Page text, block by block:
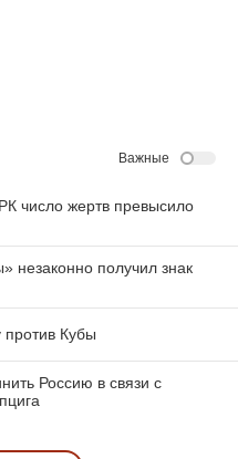
Важные
число жертв превысило
незаконно получил знак
против Кубы
Россию в связи с